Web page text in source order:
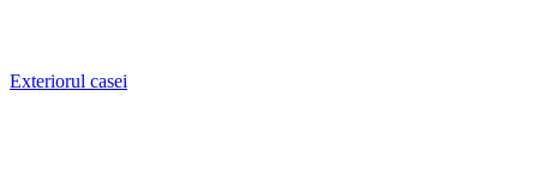
Exteriorul casei